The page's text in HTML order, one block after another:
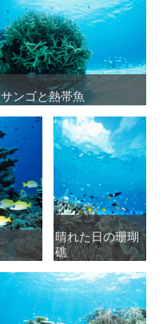
サンゴと熱帯魚
サンゴと熱帯魚
晴れた日の珊瑚
礁
晴れた日の珊瑚
礁